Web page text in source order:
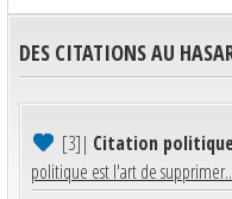
DES CITATIONS AU
[3]| Citation
politique est l'art de